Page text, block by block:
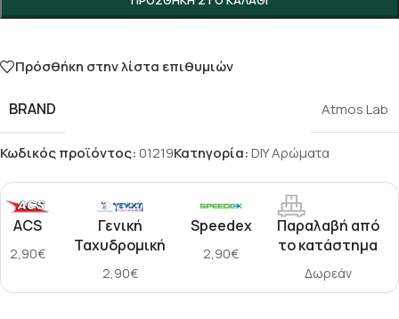
Πρόσθήκη στην λίστα επιθυμιών
BRAND Atmos Lab
Κωδικός προϊόντος:01219Κατηγορία:DIY Αρώματα
ACS
2,90€
Γενική
Ταχυδρομική
2,90€
Speedex
2,90€
Παραλαβή από
το κατάστημα
Δωρεάν